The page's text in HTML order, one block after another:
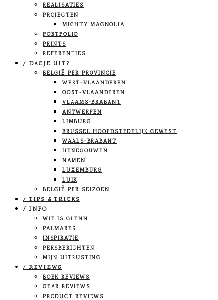
REALISATIES
PROJECTEN
MIGHTY MAGNOLIA
PORTFOLIO
PRINTS
REFERENTIES
/ DAGJE UIT?
BELGIË PER PROVINCIE
WEST-VLAANDEREN
OOST-VLAANDEREN
VLAAMS-BRABANT
ANTWERPEN
LIMBURG
BRUSSEL HOOFDSTEDELIJK GEWEST
WAALS-BRABANT
HENEGOUWEN
NAMEN
LUXEMBURG
LUIK
BELGIË PER SEIZOEN
/ TIPS & TRICKS
/ INFO
WIE IS GLENN
PALMARES
INSPIRATIE
PERSBERICHTEN
MIJN UITRUSTING
/ REVIEWS
BOEK REVIEWS
GEAR REVIEWS
PRODUCT REVIEWS